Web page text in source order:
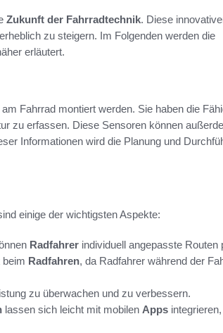
Zukunft der Fahrradtechnik. Diese
zu steigern. Im Folgenden werden die
erläutert.
Fahrrad montiert werden. Sie haben die
zu erfassen. Diese Sensoren können
Informationen wird die Planung und
einige der wichtigsten Aspekte:
Radfahrer individuell angepasste Routen
beim Radfahren, da Radfahrer während der
zu überwachen und zu verbessern.
lassen sich leicht mit mobilen Apps